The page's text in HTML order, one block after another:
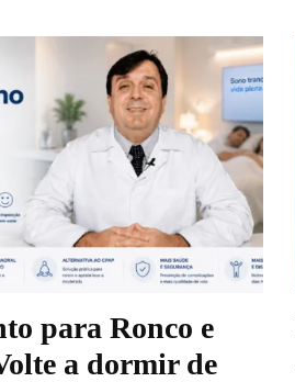
para Ronco e
a dormir de